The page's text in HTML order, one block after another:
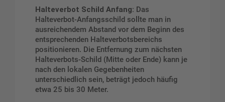
Halteverbot Schild Anfang: Das
Halteverbot-Anfangsschild sollte man in
ausreichendem Abstand vor dem Beginn des
entsprechenden Halteverbotsbereichs
positionieren. Die Entfernung zum nächsten
Halteverbots-Schild (Mitte oder Ende) kann je
nach den lokalen Gegebenheiten
unterschiedlich sein, beträgt jedoch häufig
etwa 25 bis 30 Meter.